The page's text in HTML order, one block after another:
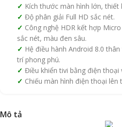
Kích thước màn hình lớn, thiết
Độ phân giải Full HD sắc nét.
Công nghệ HDR kết hợp
sắc nét, màu đen sâu.
Hệ điều hành Android 8.0
trí phong phú.
Điều khiển tivi bằng điện thoại
Chiếu màn hình điện thoại lên
Mô tả